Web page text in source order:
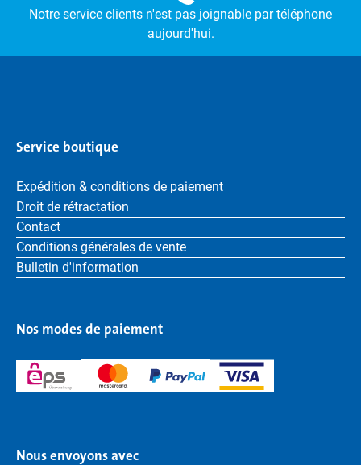
Notre service clients n'est pas joignable par téléphone
aujourd'hui.
Service boutique
Expédition & conditions de paiement
Droit de rétractation
Contact
Conditions générales de vente
Bulletin d'information
Nos modes de paiement
Nous envoyons avec